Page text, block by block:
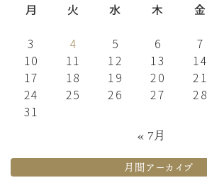
月
火 水 木 金
3
4 5 6 7
10
11 12 13 14
17
18 19 20 21
24
25 26 27 28
31
« 7月
月間アーカイブ